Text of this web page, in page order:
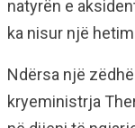
natyrën e
ka nisur një
Ndërsa një
kryeministrja